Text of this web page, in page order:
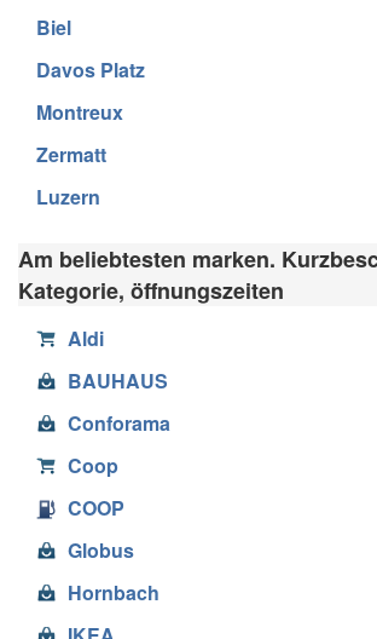
Biel
Davos Platz
Montreux
Zermatt
Luzern
Am beliebtesten marken.
Kategorie, öffnungszeiten
Aldi
BAUHAUS
Conforama
Coop
COOP
Globus
Hornbach